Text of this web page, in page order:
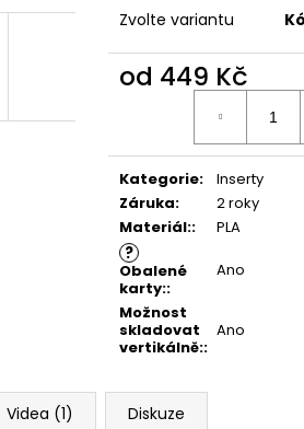
Zvolte variantu
od 449 Kč
Kategorie:
Inserty
Záruka:
2 roky
Materiál:: PLA
?
Obalené
karty::
Ano
Možnost
skladovat
vertikálně::
Ano
Videa (1) Diskuze